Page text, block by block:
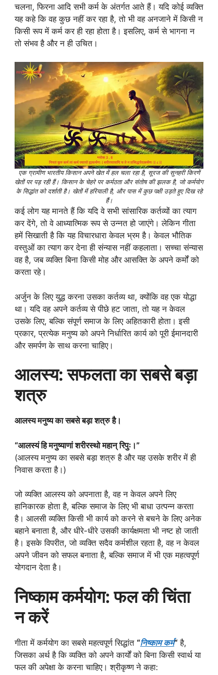
चलना, फिरना आदि सभी कर्म के अंतर्गत आते हैं। यदि कोई व्यक्ति
यह कहे कि वह कुछ नहीं कर रहा है, तो भी वह अनजाने में किसी न
किसी रूप में कर्म कर ही रहा होता है। इसलिए, कर्म से भागना न
तो संभव है और न ही उचित।
एक ग्रामीण भारतीय किसान अपने खेत में हल चला रहा है, सूरज की सुनहरी किरणें
खेतों पर पड़ रही हैं। किसान के चेहरे पर कर्मठता और संतोष की झलक है, जो कर्मयोग
के सिद्धांत को दर्शाती है। खेतों में हरियाली है, और पास में कुछ पक्षी उड़ते हुए दिख रहे
हैं।
कई लोग यह मानते हैं कि यदि वे सभी सांसारिक कर्तव्यों का त्याग
कर देंगे, तो वे आध्यात्मिक रूप से उन्नत हो जाएंगे। लेकिन गीता
हमें सिखाती है कि यह विचारधारा केवल भ्रम है। केवल भौतिक
वस्तुओं का त्याग कर देना ही संन्यास नहीं कहलाता। सच्चा संन्यास
वह है, जब व्यक्ति बिना किसी मोह और आसक्ति के अपने कर्मों को
करता रहे।
अर्जुन के लिए युद्ध करना उसका कर्तव्य था, क्योंकि वह एक योद्धा
था। यदि वह अपने कर्तव्य से पीछे हट जाता, तो यह न केवल
उसके लिए, बल्कि संपूर्ण समाज के लिए अहितकारी होता। इसी
प्रकार, प्रत्येक मनुष्य को अपने निर्धारित कार्य को पूरी ईमानदारी
और समर्पण के साथ करना चाहिए।
आलस्य: सफलता का सबसे बड़ा
शत्रु
आलस्य मनुष्य का सबसे बड़ा शत्रु है।
“आलस्यं हि मनुष्याणां शरीरस्थो महान् रिपुः।”
(आलस्य मनुष्य का सबसे बड़ा शत्रु है और यह उसके शरीर में ही
निवास करता है।)
जो व्यक्ति आलस्य को अपनाता है, वह न केवल अपने लिए
हानिकारक होता है, बल्कि समाज के लिए भी बाधा उत्पन्न करता
है। आलसी व्यक्ति किसी भी कार्य को करने से बचने के लिए अनेक
बहाने बनाता है, और धीरे-धीरे उसकी कार्यक्षमता भी नष्ट हो जाती
है। इसके विपरीत, जो व्यक्ति सदैव कर्मशील रहता है, वह न केवल
अपने जीवन को सफल बनाता है, बल्कि समाज में भी एक महत्वपूर्ण
योगदान देता है।
निष्काम कर्मयोग: फल की चिंता
न करें
गीता में कर्मयोग का सबसे महत्वपूर्ण सिद्धांत “निष्काम कर्म“ है,
जिसका अर्थ है कि व्यक्ति को अपने कार्यों को बिना किसी स्वार्थ या
फल की अपेक्षा के करना चाहिए। श्रीकृष्ण ने कहा: